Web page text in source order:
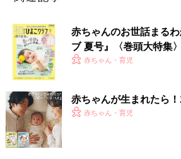
赤ちゃんのお世話まる
ブ 夏号』〈巻頭大特集
く！ おっぱい・ミルク
赤ちゃん・育児
赤ちゃんが生まれたら！
赤ちゃん・育児